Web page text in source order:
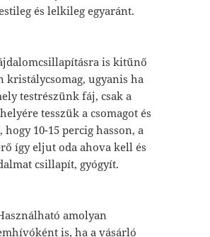
és lelkileg egyaránt.
is kitűnő
kristálycsomag, ugyanis ha
testrészünk fáj, csak a
tesszük a csomagot és
hogy 10-15 percig hasson, a
így eljut oda ahova kell és
csillapít, gyógyít.
amolyan
is, ha a vásárló